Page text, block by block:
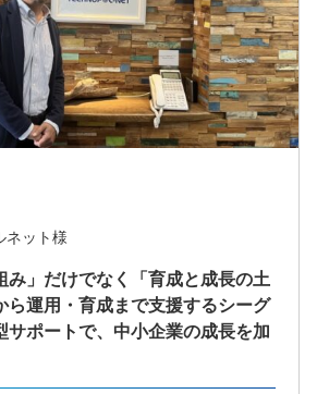
ネット様
み」だけでなく「育成と成長の土
ら運用・育成まで支援するシーグ
サポートで、中小企業の成長を加